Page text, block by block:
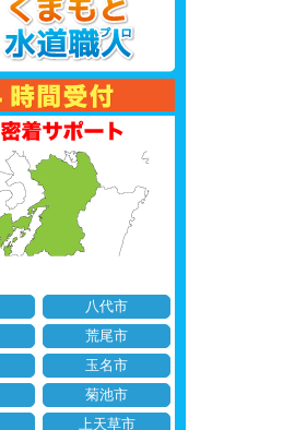
八代市
荒尾市
玉名市
菊池市
上天草市